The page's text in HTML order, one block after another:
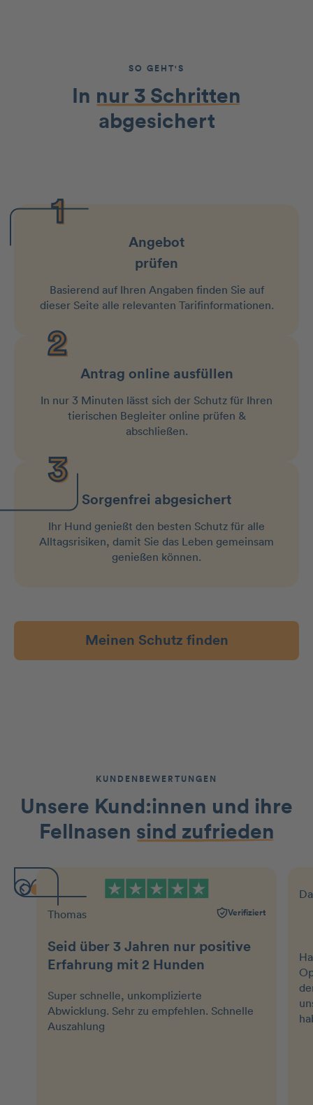
SO GEHT'S
In nur 3 Schritten
abgesichert
Angebot
prüfen
Basierend auf Ihren Angaben finden Sie auf
dieser Seite alle relevanten Tarifinformationen.
Antrag online ausfüllen
In nur 3 Minuten lässt sich der Schutz für Ihren
tierischen Begleiter online prüfen &
abschließen.
Sorgenfrei abgesichert
Ihr Hund genießt den besten Schutz für alle
Alltagsrisiken, damit Sie das Leben gemeinsam
genießen können.
Meinen Schutz finden
KUNDENBEWERTUNGEN
Unsere Kund:innen und ihre
Fellnasen sind zufrieden
Thomas Verifiziert
Seid über 3 Jahren nur positive
Erfahrung mit 2 Hunden
Super schnelle, unkomplizierte
Abwicklung. Sehr zu empfehlen. Schnelle
Auszahlung